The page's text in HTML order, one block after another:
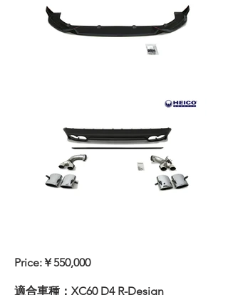
Price:￥550,000
適合車種：XC60 D4 R-Design